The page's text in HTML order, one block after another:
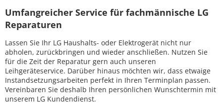
Umfangreicher Service für fachmännische LG
Reparaturen
Lassen Sie Ihr LG Haushalts- oder Elektrogerät nicht nur
abholen, zurückbringen und wieder anschließen. Nutzen Sie
für die Zeit der Reparatur gern auch unseren
Leihgeräteservice. Darüber hinaus möchten wir, dass etwaige
Instandsetzungsarbeiten perfekt in Ihren Terminplan passen.
Vereinbaren Sie deshalb Ihren persönlichen Wunschtermin mit
unserem LG Kundendienst.